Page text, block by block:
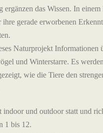
ergänzen das Wissen. In
gerade erworbenen
Naturprojekt Informationen
und Winterstarre. Es
wie die Tiere den
und outdoor statt und
1 bis 12.